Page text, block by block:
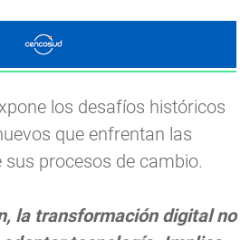
los desafíos históricos
que enfrentan las
procesos de cambio.
la transformación digital no